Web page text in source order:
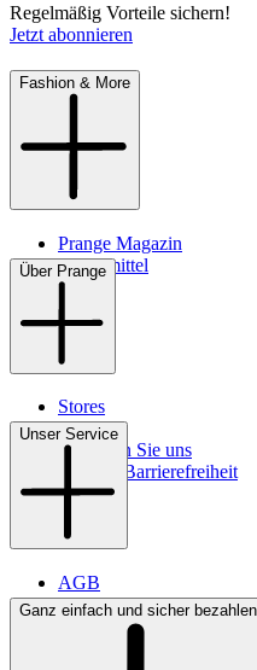
Regelmäßig Vorteile sichern!
Jetzt abonnieren
Fashion & More
Prange Magazin
Pflegemittel
Über Prange
Stores
Kontakt
So finden Sie uns
Digitale Barrierefreiheit
Unser Service
AGB
Lieferbedingungen &
Bezahlung
Ganz einfach und sicher bezahlen